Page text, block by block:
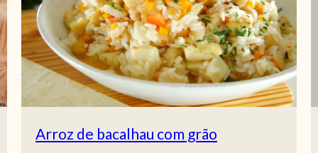
Arroz de bacalhau com grão